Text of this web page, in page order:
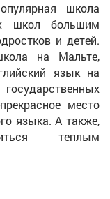
школа
школ большим
и детей.
на Мальте,
язык на
место
языка. А также,
теплым